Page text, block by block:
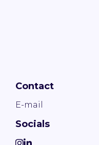
Contact
E-mail
Socials